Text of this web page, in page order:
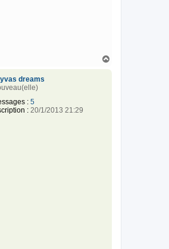
dreams
: 5
: 20/1/2013 21:29